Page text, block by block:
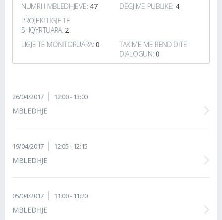
NUMRI I MBLEDHJEVE: 47 DËGJIME PUBLIKE: 4
PROJEKTLIGJE TË
SHQYRTUARA: 2
LIGJE TË MONITORUARA:0
TAKIME ME REND DITE
DIALOGUN: 0
26/04/2017 12:00 - 13:00
MBLEDHJE
19/04/2017 12:05 - 12:15
MBLEDHJE
05/04/2017 11:00 - 11:20
MBLEDHJE